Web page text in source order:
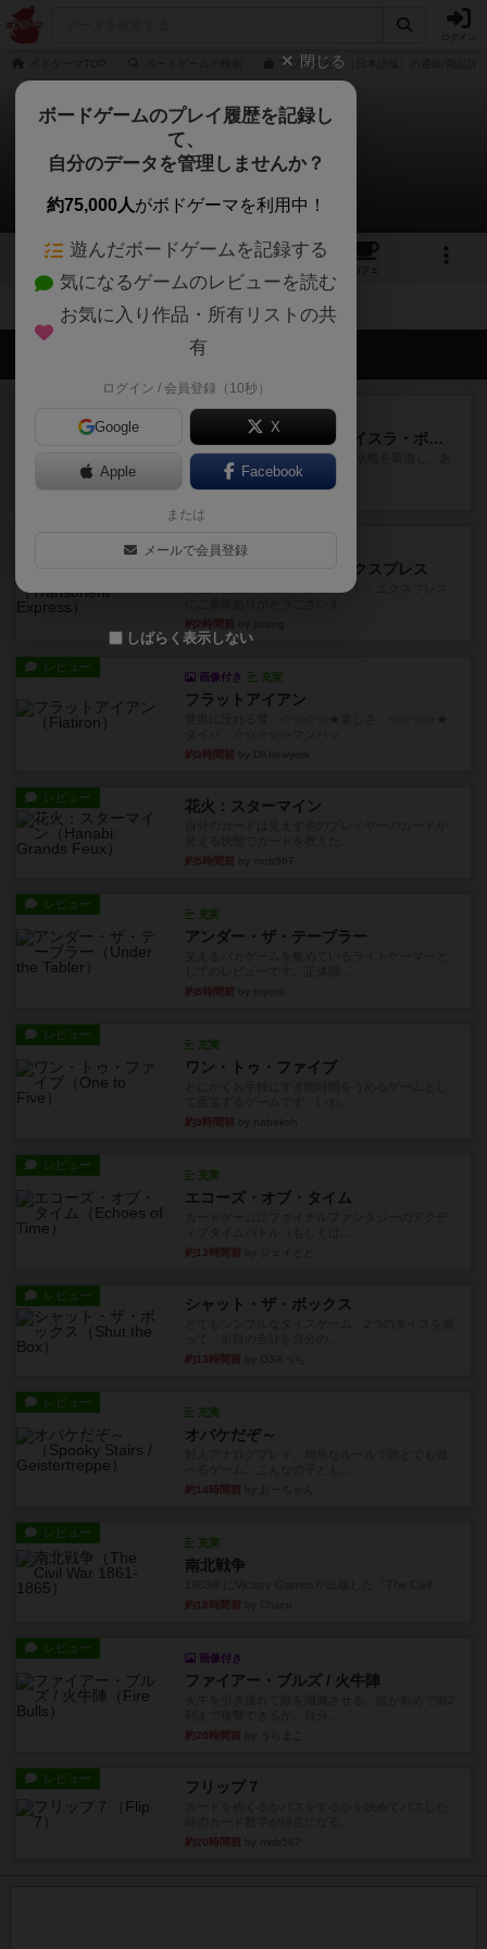
アブルクセン（日本語版）の通販/商品詳
アブルクセン
拡張/関連作品 0件
9 1 21
カフェ
会員の新しい投稿
キャプテン・フリップ：イスラ・ボンバ
イスラ・ボンバを探しに出航!潜水艦を装備し、あ
なたの乗組員を監獄から解...
約2時間前by jurong
画像付き
トランスオリエント・エクスプレス
乗客の皆様、トランスオリエント・エクスプレス
約2時間前
レビュー
画像付き 充実
フラットアイアン
約3時間前
レビュー 花火：スターマイン
約5時間前
レビュー
充実
アンダー・ザ・テーブラー
約8時間前
レビュー
充実
ワン・トゥ・ファイブ
約9時間前
レビュー
充実
エコーズ・オブ・タイム
約13時間前
レビュー シャット・ザ・ボックス
約13時間前
レビュー
充実
オバケだぞ～
約14時間前
レビュー
充実
南北戦争
約18時間前
レビュー
画像付き
ファイアー・ブルズ / 火牛陣
約20時間前
レビュー フリップ７
約20時間前
閉じる
ボードゲームのプレイ履歴を記録し
て、
自分のデータを管理しませんか？
約75,000人がボドゲーマを利用中！
遊んだボードゲームを記録する
気になるゲームのレビューを読む
お気に入り作品・所有リストの共
有
ログイン / 会員登録（10秒）
Google X
Apple Facebook
または
メールで会員登録
しばらく表示しない